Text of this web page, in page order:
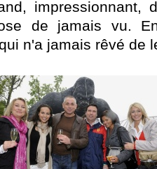
impressionnant,
de jamais vu.
n'a jamais rêvé de